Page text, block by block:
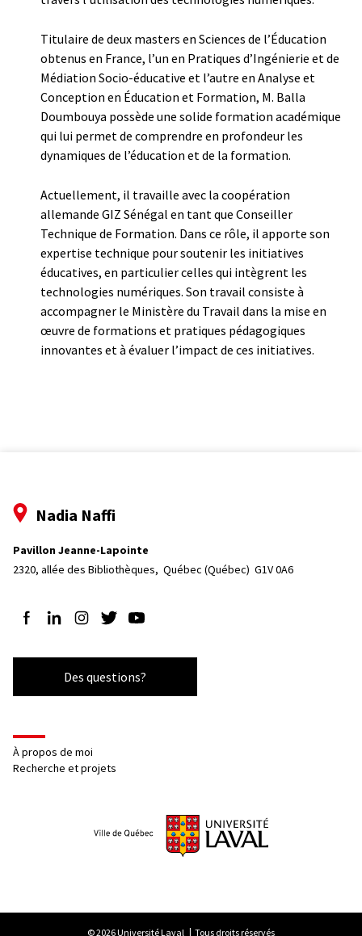
Titulaire de deux masters en Sciences de l’Éducation
obtenus en France, l’un en Pratiques d’Ingénierie et de
Médiation Socio-éducative et l’autre en Analyse et
Conception en Éducation et Formation, M. Balla
Doumbouya possède une solide formation académique
qui lui permet de comprendre en profondeur les
dynamiques de l’éducation et de la formation.
Actuellement, il travaille avec la coopération
allemande GIZ Sénégal en tant que Conseiller
Technique de Formation. Dans ce rôle, il apporte son
expertise technique pour soutenir les initiatives
éducatives, en particulier celles qui intègrent les
technologies numériques. Son travail consiste à
accompagner le Ministère du Travail dans la mise en
œuvre de formations et pratiques pédagogiques
innovantes et à évaluer l’impact de ces initiatives.
Nadia Naffi
Pavillon Jeanne-Lapointe
2320, allée des Bibliothèques, Québec (Québec)  G1V 0A6
Suivez-nous sur Facebook
Suivez-nous sur LinkedIn
Suivez-nous sur Instagram
Suivez-nous sur Twitter
Suivez-nous sur YouTube
Des questions?
À propos de moi
Recherche et projets
© 2026 Université Laval Tous droits réservés